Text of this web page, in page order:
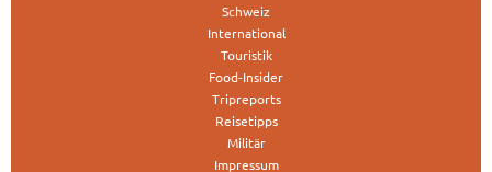
Schweiz
International
Touristik
Food-Insider
Tripreports
Reisetipps
Militär
Impressum